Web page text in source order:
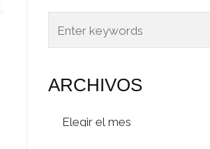
ARCHIVOS